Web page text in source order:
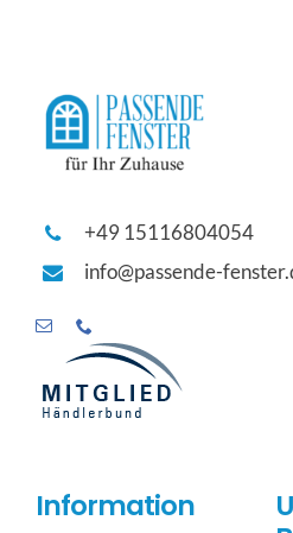
+49 15116804054
info@passende-
Information